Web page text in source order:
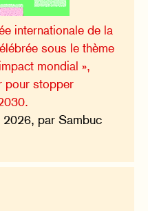
internationale de la
sous le thème
mondial »,
pour stopper
2026, par Sambuc